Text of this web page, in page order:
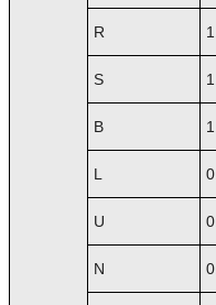
R
S
B
L
U
N